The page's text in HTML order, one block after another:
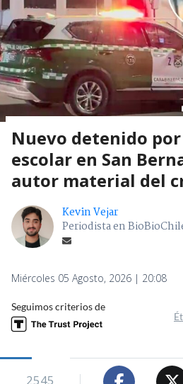
Nuevo detenido
escolar en San
autor material del
Kevin Vejar
Periodista en
Miércoles 05 Agosto, 2026 | 20:08
Seguimos criterios de
2545